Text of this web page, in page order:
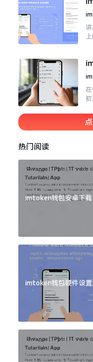
初
热门阅读
imtoken钱包安卓下载
imtoken钱包硬件设